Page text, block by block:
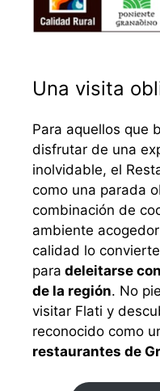
Una visita
Para aquellos que
disfrutar de una
inolvidable, el
como una parada
combinación de
ambiente
calidad lo
para deleitarse
de la región. No
visitar Flati y
reconocido como
restaurantes de